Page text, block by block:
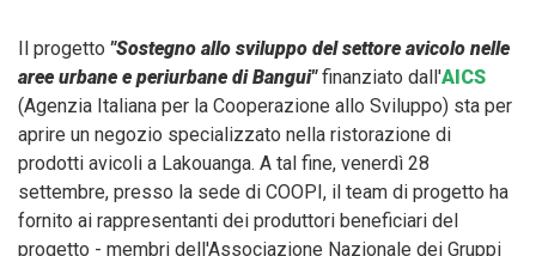
Il progetto "Sostegno allo sviluppo del settore avicolo nelle
aree urbane e periurbane di Bangui"finanziato dall'AICS
(Agenzia Italiana per la Cooperazione allo Sviluppo) sta per
aprire un negozio specializzato nella ristorazione di
prodotti avicoli a Lakouanga. A tal fine, venerdì 28
settembre, presso la sede di COOPI, il team di progetto ha
fornito ai rappresentanti dei produttori beneficiari del
progetto - membri dell'Associazione Nazionale dei Gruppi